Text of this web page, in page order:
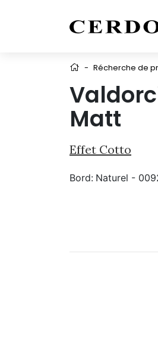
- Récherche de
Matt
Effet Cotto
Bord: Naturel -